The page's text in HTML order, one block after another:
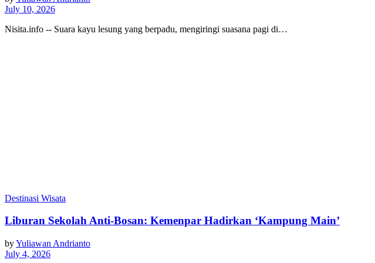
July 10, 2026
Nisita.info -- Suara kayu lesung yang berpadu, mengiringi suasana pagi di…
Destinasi Wisata
Liburan Sekolah Anti-Bosan: Kemenpar Hadirkan ‘Kampung Main’
byYuliawan Andrianto
July 4, 2026